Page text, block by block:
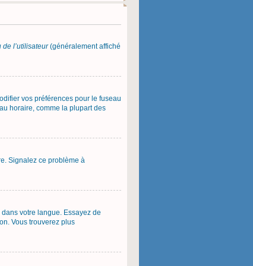
de l’utilisateur(généralement affiché
vos préférences pour le fuseau
horaire, comme la plupart des
Signalez ce problème à
votre langue. Essayez de
Vous trouverez plus